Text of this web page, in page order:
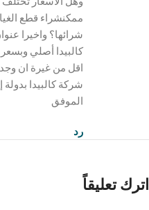
ممكنشراء قطع
شرائها؟ واخيرا
كالبيدا أصلي
اقل من غيرة ان
شركة كالبيدا بدولة
الموفق
رد
اترك تعليقاً